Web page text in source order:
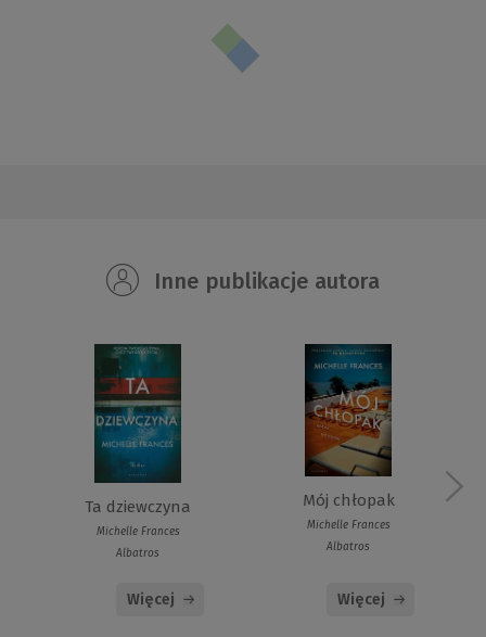
Inne publikacje autora
Ta dziewczyna
Michelle Frances
Albatros
Więcej
Mój chłopak
Michelle Frances
Albatros
Więcej